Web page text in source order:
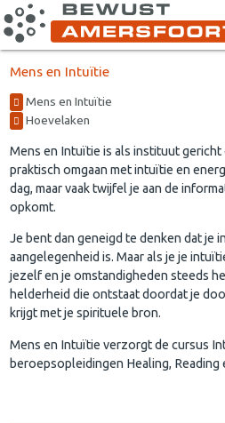
Mens en Intuïtie
Mens en Intuïtie
Hoevelaken
Mens en Intuïtie is als instituut
praktisch omgaan met intuïtie en
dag, maar vaak twijfel je aan de
opkomt.
Je bent dan geneigd te denken dat je
aangelegenheid is. Maar als je je
jezelf en je omstandigheden steeds
helderheid die ontstaat doordat je
krijgt met je spirituele bron.
Mens en Intuïtie verzorgt de cursus
beroepsopleidingen Healing, Reading